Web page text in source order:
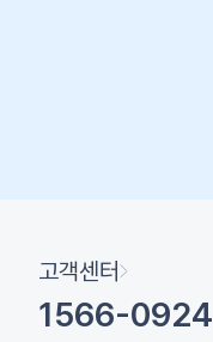
고객센터
1566-0924